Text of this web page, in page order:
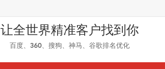
让全世界精准客户找到你
百度、360、搜狗、神马、谷歌排名优化